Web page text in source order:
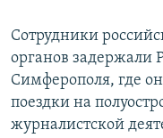
Сотрудники
органов задержали
Симферополя, где
поездки на
журналистской